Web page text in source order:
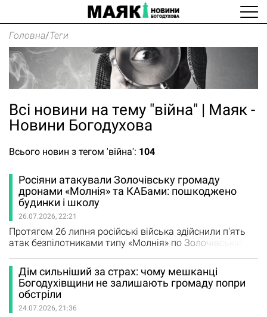
Головна/Теги
Всі новини на тему "війна" | Маяк -
Новини Богодухова
Всього новин з тегом 'війна': 104
Росіяни атакували Золочівську громаду
дронами «Молнія» та КАБами: пошкоджено
будинки і школу
26.07.2026, 22:21
Протягом 26 липня російські війська здійснили п'ять
атак безпілотниками типу «Молнія» по Золочівській
авіабомбами. Внаслідок обстрілів пошкоджені житлові
будинки, навчальний заклад і господарські споруди,
загинули свійські тварини. Про це повідомив
Суспільному начальник Золочівської селищної
військової…
Дім сильніший за страх: чому мешканці
Богодухівщини не залишають громаду попри
обстріли
24.07.2026, 21:36